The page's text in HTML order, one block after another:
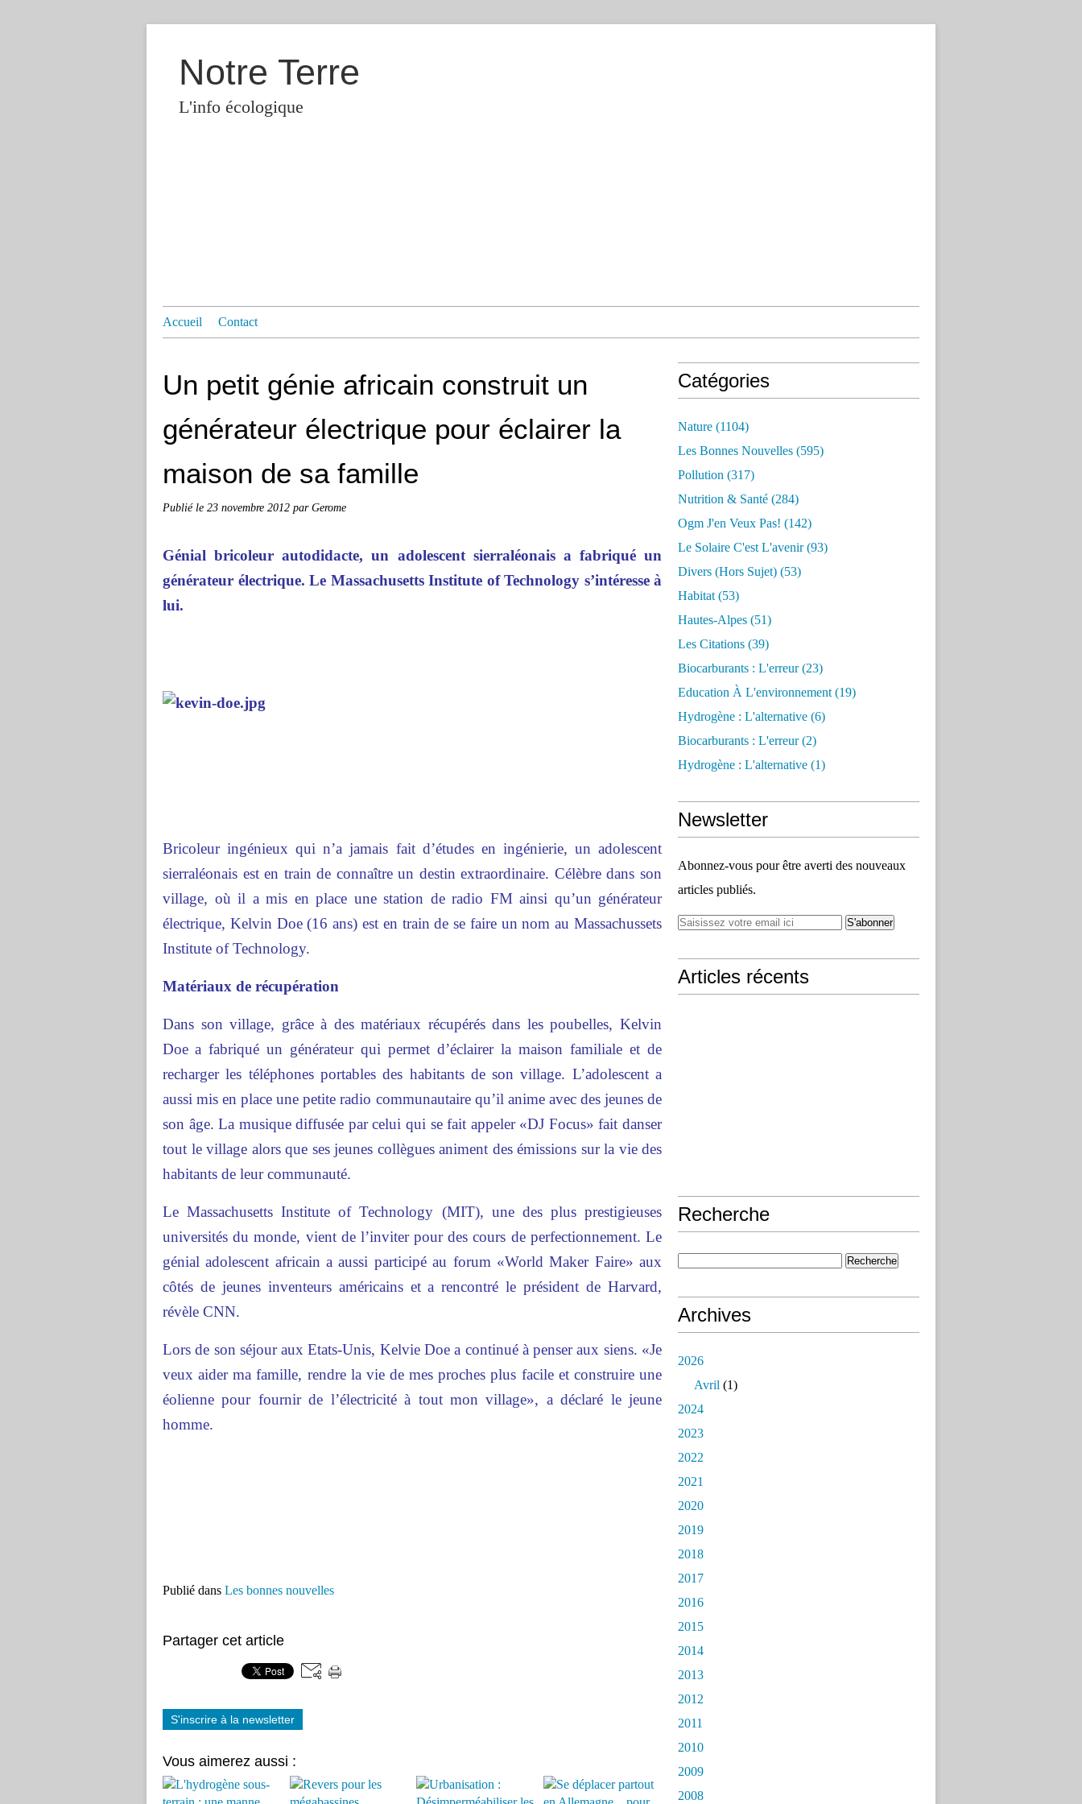
Notre Terre
L'info écologique
Accueil Contact
Un petit génie africain construit un
générateur électrique pour éclairer la
maison de sa famille
Publié le 23 novembre 2012 par Gerome
Génial bricoleur autodidacte, un adolescent sierraléonais a fabriqué un
générateur électrique. Le Massachusetts Institute of Technology s’intéresse à
lui.
Bricoleur ingénieux qui n’a jamais fait d’études en ingénierie, un adolescent
sierraléonais est en train de connaître un destin extraordinaire. Célèbre dans son
village, où il a mis en place une station de radio FM ainsi qu’un générateur
électrique, Kelvin Doe (16 ans) est en train de se faire un nom au Massachussets
Institute of Technology.
Matériaux de récupération
Dans son village, grâce à des matériaux récupérés dans les poubelles, Kelvin
Doe a fabriqué un générateur qui permet d’éclairer la maison familiale et de
recharger les téléphones portables des habitants de son village. L’adolescent a
aussi mis en place une petite radio communautaire qu’il anime avec des jeunes de
son âge. La musique diffusée par celui qui se fait appeler «DJ Focus» fait danser
tout le village alors que ses jeunes collègues animent des émissions sur la vie des
habitants de leur communauté.
Le Massachusetts Institute of Technology (MIT), une des plus prestigieuses
universités du monde, vient de l’inviter pour des cours de perfectionnement. Le
génial adolescent africain a aussi participé au forum «World Maker Faire» aux
côtés de jeunes inventeurs américains et a rencontré le président de Harvard,
révèle CNN.
Lors de son séjour aux Etats-Unis, Kelvie Doe a continué à penser aux siens. «Je
veux aider ma famille, rendre la vie de mes proches plus facile et construire une
éolienne pour fournir de l’électricité à tout mon village», a déclaré le jeune
homme.
Publié dans Les bonnes nouvelles
Partager cet article
S'inscrire à la newsletter
Vous aimerez aussi :
Catégories
Nature (1104)
Les Bonnes Nouvelles (595)
Pollution (317)
Nutrition & Santé (284)
Ogm J'en Veux Pas! (142)
Le Solaire C'est L'avenir(93)
Divers (hors Sujet) (53)
Habitat (53)
Hautes-Alpes (51)
Les Citations (39)
Biocarburants : L'erreur(23)
Education À L'environnement (19)
Hydrogène : L'alternative (6)
Biocarburants : L'erreur(2)
Hydrogène : L'alternative (1)
Newsletter
Abonnez-vous pour être averti des nouveaux
articles publiés.
Articles récents
Recherche
Archives
2026
Avril (1)
2024
2023
2022
2021
2020
2019
2018
2017
2016
2015
2014
2013
2012
2011
2010
2009
2008